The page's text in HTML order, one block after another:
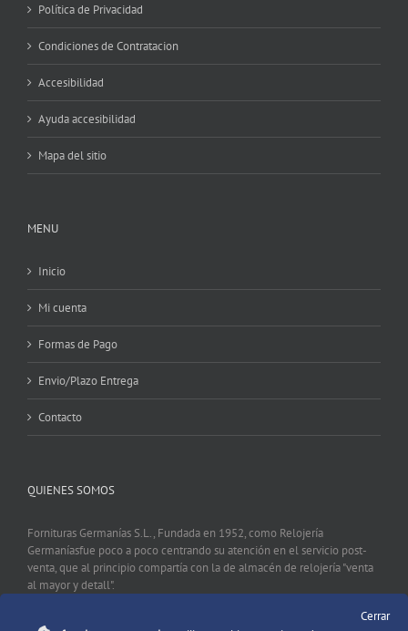
Política de Privacidad
Condiciones de Contratacion
Accesibilidad
Ayuda accesibilidad
Mapa del sitio
MENU
Inicio
Mi cuenta
Formas de Pago
Envio/Plazo Entrega
Contacto
QUIENES SOMOS
Fornituras Germanías S.L., Fundada en 1952, como Relojería
Germaníasfue poco a poco centrando su atención en el servicio post-
venta, que al principio compartía con la de almacén de relojería "venta
al mayor y detall".
Cerrar